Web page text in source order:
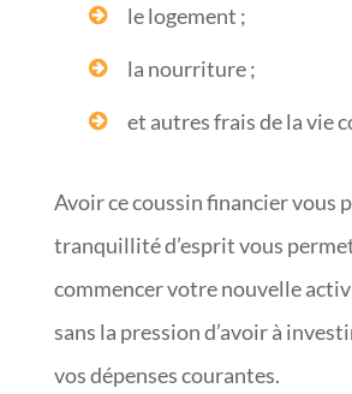
le logement ;
la nourriture ;
et autres frais de la vie
Avoir ce coussin financier vous
tranquillité d’esprit vous
commencer votre nouvelle
sans la pression d’avoir à
vos dépenses courantes.